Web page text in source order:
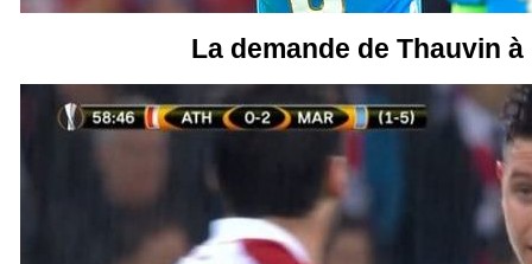
La demande de Thauvin à